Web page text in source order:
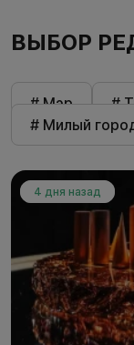
ВЫБОР
# Мэр #
# Милый
4 дня назад